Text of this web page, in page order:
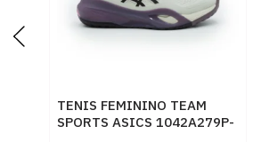
TENIS FEMININO TEAM
SPORTS ASICS 1042A279P-